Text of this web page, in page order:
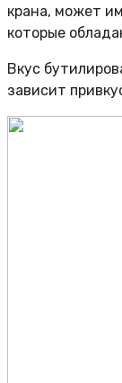
крана, может
которые
Вкус
зависит